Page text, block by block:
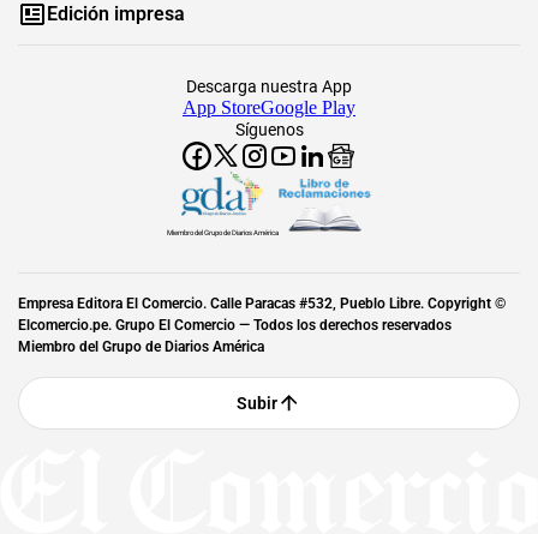
Edición impresa
Síguenos
Descarga nuestra App
App StoreGoogle Play
Miembro del Grupo de Diarios América
Empresa Editora El Comercio. Calle Paracas #532, Pueblo Libre. Copyright ©
Elcomercio.pe. Grupo El Comercio — Todos los derechos reservados
Miembro del Grupo de Diarios América
Subir